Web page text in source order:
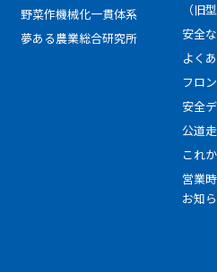
野菜作機械化一貫体系
夢ある農業総合研究所
（旧
安全
よく
フロ
安全
公道
これ
営業
お知